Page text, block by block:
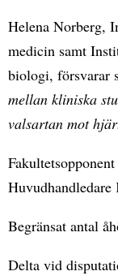
Helena Norberg,
medicin samt
biologi, försvarar
mellan kliniska
valsartan mot
Begränsat antal
Delta vid